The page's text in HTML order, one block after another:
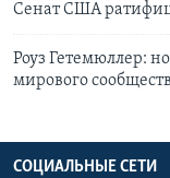
Сенат США
Роуз Гетемюллер:
мирового
СОЦИАЛЬНЫЕ СЕТИ